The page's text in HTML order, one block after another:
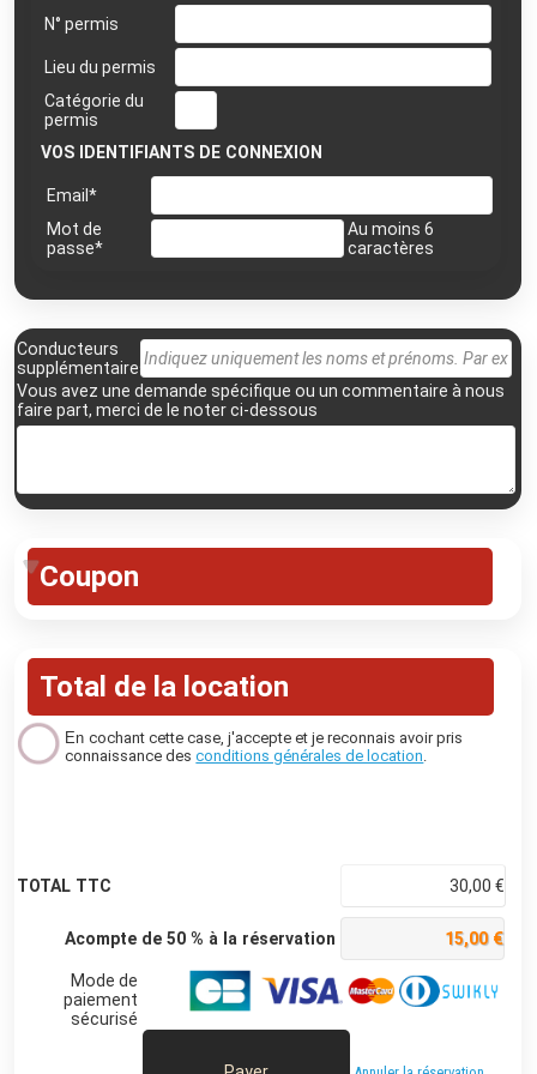
N° permis
Lieu du permis
Catégorie du
permis
VOS IDENTIFIANTS DE CONNEXION
Email*
Mot de
passe*
Au moins 6
caractères
Conducteurs
supplémentaires
Vous avez une demande spécifique ou un commentaire à nous
faire part, merci de le noter ci-dessous
Coupon
Total de la location
Encochant cette case, j'accepte et je reconnais avoir pris
connaissance desconditions générales de location.
TOTAL TTC 30,00 €
Acompte de 50 % à la réservation 15,00 €
Mode de
paiement
sécurisé